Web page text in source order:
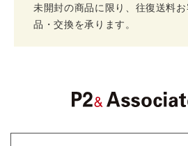
未開封の商品に限り、往復送料
品・交換を承ります。